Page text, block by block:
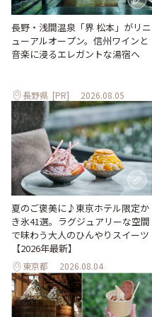
長野・浅間温泉「界 松本」がリニ
ューアルオープン。信州ワインと
音楽に浸るエレガントな湯宿へ
長野県 [PR] 2026.08.05
夏のご褒美に♪東京ホテル限定か
き氷41選。ラグジュアリーな空間
で味わう大人のひんやりスイーツ
【2026年最新】
東京都 2026.08.04